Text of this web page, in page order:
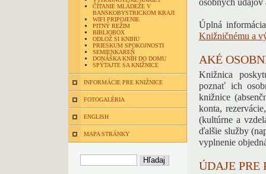
ČÍTANIE MLÁDEŽE V
BANSKOBYSTRICKOM KRAJI
WIFI PRIPOJENIE
PITNÝ REŽIM
BIBLIOBOX
ODLOŽ SI KNIHU
PRIESKUM SPOKOJNOSTI
SEMIENKAREŇ
DONÁŠKA KNÍH DO DOMU
SPÝTAJTE SA KNIŽNICE
INFORMÁCIE PRE KNIŽNICE
FOTOGALÉRIA
ENGLISH
MAPA STRÁNKY
osobných údajov
Úplná
Knižničnému a
AKÉ
Knižnica
poznať ich
knižnice
konta,
(kultúrne a
ďalšie služby
vyplnenie
ÚDAJE PRE